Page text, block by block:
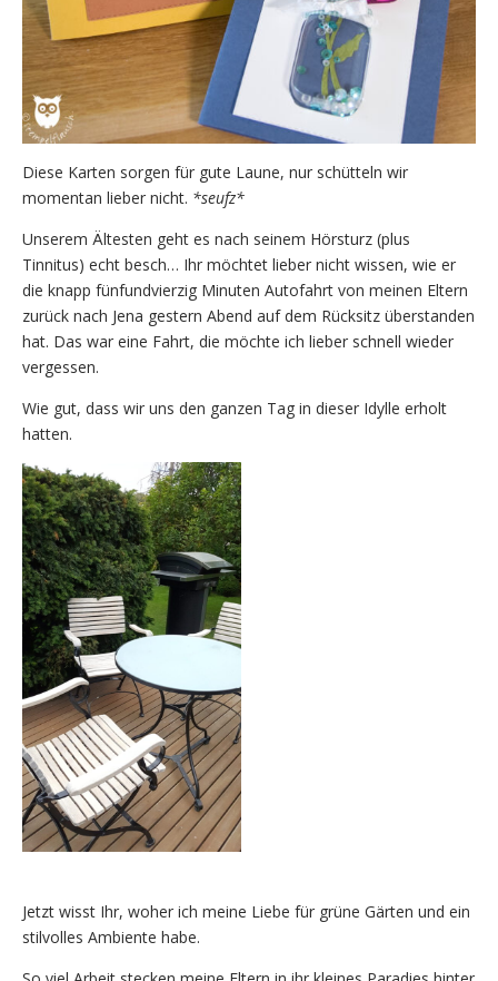
Diese Karten sorgen für gute Laune, nur schütteln wir
momentan lieber nicht. *seufz*
Unserem Ältesten geht es nach seinem Hörsturz (plus
Tinnitus) echt besch… Ihr möchtet lieber nicht wissen, wie er
die knapp fünfundvierzig Minuten Autofahrt von meinen Eltern
zurück nach Jena gestern Abend auf dem Rücksitz überstanden
hat. Das war eine Fahrt, die möchte ich lieber schnell wieder
vergessen.
Wie gut, dass wir uns den ganzen Tag in dieser Idylle erholt
hatten.
Jetzt wisst Ihr, woher ich meine Liebe für grüne Gärten und ein
stilvolles Ambiente habe.